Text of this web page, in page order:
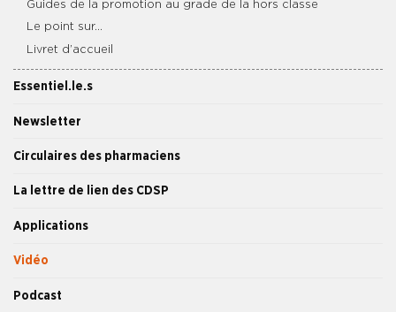
Guides de la promotion au grade de la hors classe
Le point sur…
Livret d’accueil
Essentiel.le.s
Newsletter
Circulaires des pharmaciens
La lettre de lien des CDSP
Applications
Vidéo
Podcast